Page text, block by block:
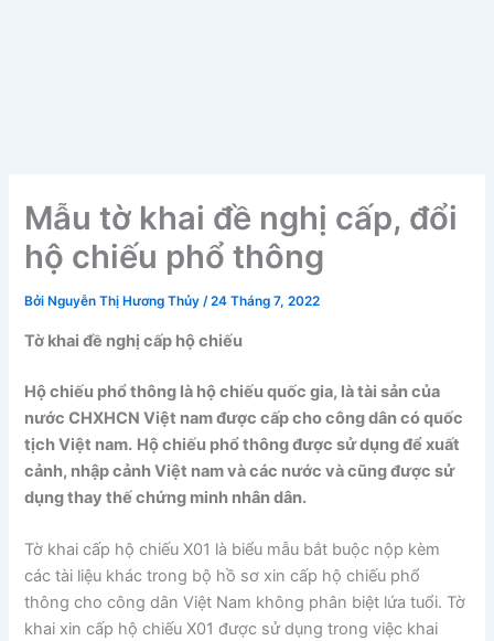
Mẫu tờ khai đề nghị cấp, đổi
hộ chiếu phổ thông
Bởi Nguyễn Thị Hương Thủy/24 Tháng 7, 2022
Tờ khai đề nghị cấp hộ chiếu
Hộ chiếu phổ thông là hộ chiếu quốc gia, là tài sản của
nước CHXHCN Việt nam được cấp cho công dân có quốc
tịch Việt nam. Hộ chiếu phổ thông được sử dụng để xuất
cảnh, nhập cảnh Việt nam và các nước và cũng được sử
dụng thay thế chứng minh nhân dân.
Tờ khai cấp hộ chiếu X01 là biểu mẫu bắt buộc nộp kèm
các tài liệu khác trong bộ hồ sơ xin cấp hộ chiếu phổ
thông cho công dân Việt Nam không phân biệt lứa tuổi. Tờ
khai xin cấp hộ chiếu X01 được sử dụng trong việc khai